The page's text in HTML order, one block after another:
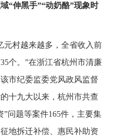
“伸黑手”“动奶酪”现象时
元村越来越多，全省收入前
个。”在浙江省杭州市清廉
市纪委监委党风政风监督
十九大以来，杭州市共查
”问题等案件165件，主要集
地拆迁补偿、惠民补助资